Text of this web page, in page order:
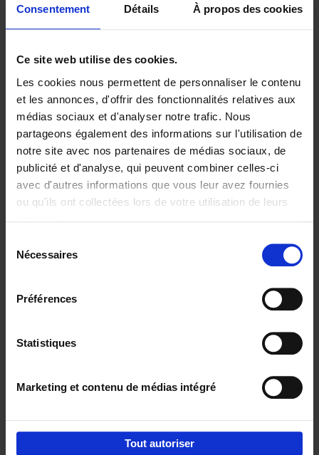
Consentement Détails À propos des cookies
Ce site web utilise des cookies.
Les cookies nous permettent de personnaliser le contenu
et les annonces, d'offrir des fonctionnalités relatives aux
médias sociaux et d'analyser notre trafic. Nous
partageons également des informations sur l'utilisation de
notre site avec nos partenaires de médias sociaux, de
publicité et d'analyse, qui peuvent combiner celles-ci
avec d'autres informations que vous leur avez fournies
ou qu'ils ont collectées lors de votre utilisation de leurs
Nécessaires
Préférences
Statistiques
Marketing et contenu de médias intégré
Tout autoriser
The Offer You Can't
Refuse
Steven Van Belleghem
Couverture souple
2020 256
€37,50
Building Bonds = Building